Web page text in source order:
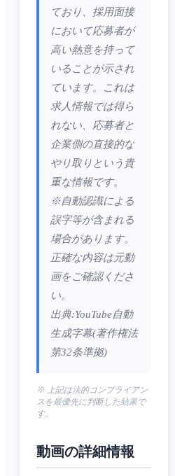
ており、採用面接
において応募者が
高い熱意を持って
いることが示され
ています。これは
求人情報では得ら
れない、応募者と
企業側の直接的な
やり取りという貴
重な情報です。
※自動認識による
誤字等が含まれる
場合があります。
正確な内容は元動
画をご確認くださ
い。
出典:YouTube自動
生成字幕(著作権法
第32条準拠)
※ 上記は法的コンプライアン
スを最優先に判断した結果で
す。
動画の詳細情報